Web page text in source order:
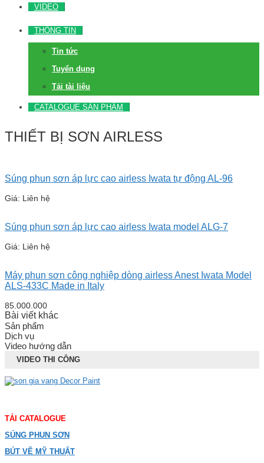
VIDEO
THÔNG TIN
Tin tức
Tuyển dụng
Tải tài liệu
CATALOGUE SẢN PHẨM
THIẾT BỊ SƠN AIRLESS
Súng phun sơn áp lực cao airless Iwata tự động AL-96
Giá: Liên hệ
Súng phun sơn áp lực cao airless Iwata model ALG-7
Giá: Liên hệ
Máy phun sơn công nghiệp dòng airless Anest Iwata Model
ALS-433C Made in Italy
85.000.000
Bài viết khác
Sản phẩm
Dịch vụ
Video hướng dẫn
VIDEO THI CÔNG
TẢI CATALOGUE
SÚNG PHUN SƠN
BÚT VẼ MỸ THUẬT